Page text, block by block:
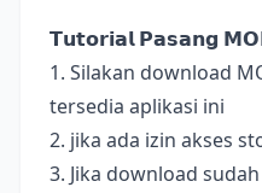
𝗧𝘂𝘁𝗼𝗿𝗶𝗮𝗹 𝗣𝗮𝘀𝗮𝗻𝗴
1. Silakan download
tersedia aplikasi ini
2. jika ada izin akses
3. Jika download